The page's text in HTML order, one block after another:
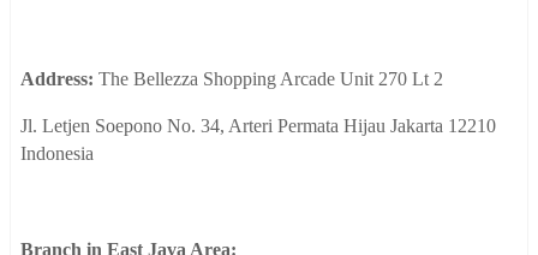
Address: The Bellezza Shopping Arcade Unit 270 Lt 2
Jl. Letjen Soepono No. 34, Arteri Permata Hijau Jakarta 12210
Indonesia
Branch in East Java Area: